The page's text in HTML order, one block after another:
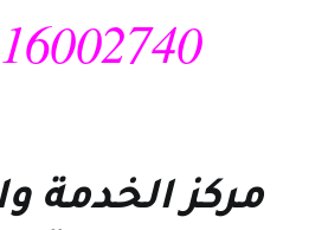
مركز الخدمة